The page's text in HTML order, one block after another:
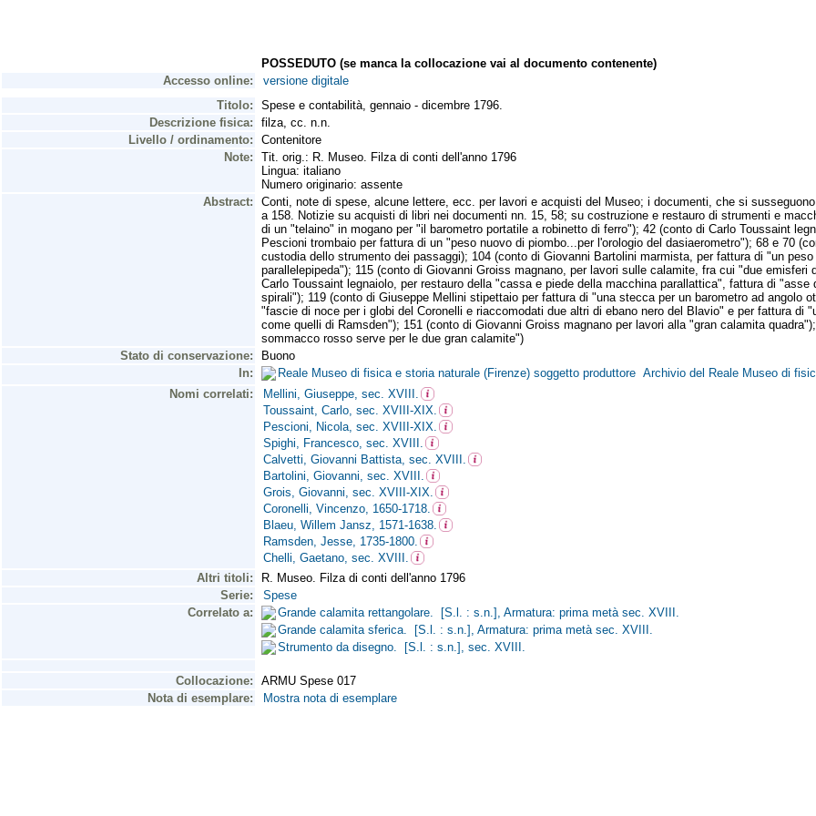
POSSEDUTO (se manca la collocazione vai al documento contenente)
Accesso online:
versione digitale
Titolo:
Spese e contabilità, gennaio - dicembre 1796.
Descrizione fisica:
filza, cc. n.n.
Livello / ordinamento:
Contenitore
Note:
Tit. orig.: R. Museo. Filza di conti dell'anno 1796
Lingua: italiano
Numero originario: assente
Abstract:
Conti, note di spese, alcune lettere, ecc. per lavori e acquisti del Museo; i documenti, che si
a 158. Notizie su acquisti di libri nei documenti nn. 15, 58; su costruzione e restauro di strumenti e
di un "telaino" in mogano per "il barometro portatile a robinetto di ferro"); 42 (conto di Carlo Toussaint
Pescioni trombaio per fattura di un "peso nuovo di piombo...per l'orologio del dasiaerometro"); 68 e 70
custodia dello strumento dei passaggi); 104 (conto di Giovanni Bartolini marmista, per fattura di "un
parallelepipeda"); 115 (conto di Giovanni Groiss magnano, per lavori sulle calamite, fra cui "due
Carlo Toussaint legnaiolo, per restauro della "cassa e piede della macchina parallattica", fattura di
spirali"); 119 (conto di Giuseppe Mellini stipettaio per fattura di "una stecca per un barometro ad angolo
"fascie di noce per i globi del Coronelli e riaccomodati due altri di ebano nero del Blavio" e per fattura
come quelli di Ramsden"); 151 (conto di Giovanni Groiss magnano per lavori alla "gran calamita
sommacco rosso serve per le due gran calamite")
Stato di conservazione:
Buono
In:
Reale Museo di fisica e storia naturale (Firenze) soggetto produttore Archivio del Reale Museo di
Nomi correlati:
Mellini, Giuseppe, sec. XVIII.
Toussaint, Carlo, sec. XVIII-XIX.
Pescioni, Nicola, sec. XVIII-XIX.
Spighi, Francesco, sec. XVIII.
Calvetti, Giovanni Battista, sec. XVIII.
Bartolini, Giovanni, sec. XVIII.
Grois, Giovanni, sec. XVIII-XIX.
Coronelli, Vincenzo, 1650-1718.
Blaeu, Willem Jansz, 1571-1638.
Ramsden, Jesse, 1735-1800.
Chelli, Gaetano, sec. XVIII.
Altri titoli:
R. Museo. Filza di conti dell'anno 1796
Serie:
Spese
Correlato a:
Grande calamita rettangolare. [S.l. : s.n.], Armatura: prima metà sec. XVIII.
Grande calamita sferica. [S.l. : s.n.], Armatura: prima metà sec. XVIII.
Strumento da disegno. [S.l. : s.n.], sec. XVIII.
Collocazione:
ARMU Spese 017
Nota di esemplare:
Mostra nota di esemplare